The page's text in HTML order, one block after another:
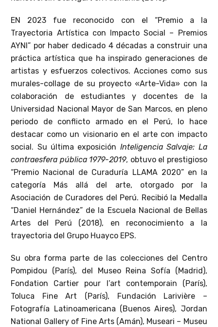
EN 2023 fue reconocido con el “Premio a la
Trayectoria Artística con Impacto Social – Premios
AYNI” por haber dedicado 4 décadas a construir una
práctica artística que ha inspirado generaciones de
artistas y esfuerzos colectivos. Acciones como sus
murales-collage de su proyecto «Arte-Vida» con la
colaboración de estudiantes y docentes de la
Universidad Nacional Mayor de San Marcos, en pleno
periodo de conflicto armado en el Perú, lo hace
destacar como un visionario en el arte con impacto
social. Su última exposición Inteligencia Salvaje: La
contraesfera pública 1979-2019, obtuvo el prestigioso
“Premio Nacional de Curaduría LLAMA 2020” en la
categoría Más allá del arte, otorgado por la
Asociación de Curadores del Perú. Recibió la Medalla
“Daniel Hernández” de la Escuela Nacional de Bellas
Artes del Perú (2018), en reconocimiento a la
trayectoria del Grupo Huayco EPS.
Su obra forma parte de las colecciones del Centro
Pompidou (París), del Museo Reina Sofía (Madrid),
Fondation Cartier pour l’art contemporain (París),
Toluca Fine Art (París), Fundación Larivière –
Fotografía Latinoamericana (Buenos Aires), Jordan
National Gallery of Fine Arts (Amán), Museari – Museu